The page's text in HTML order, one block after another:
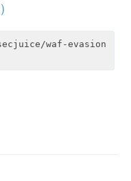
waf-evasion